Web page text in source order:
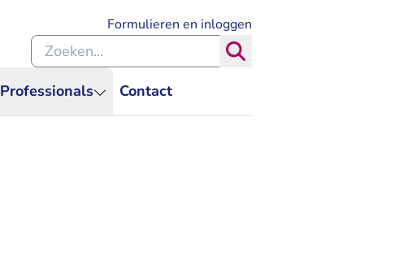
Professionals Contact
Formulieren en inloggen
Zoeken binnen de Rechtspraak